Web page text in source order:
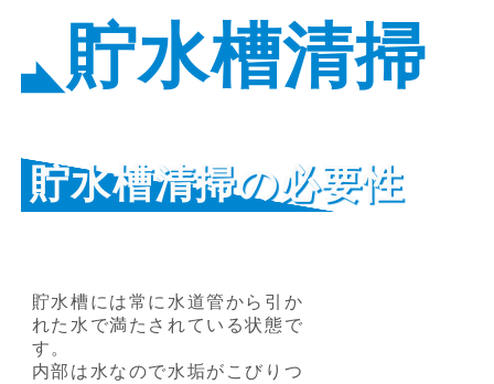
貯水槽清掃
貯水槽清掃の必要性
貯水槽には常に水道管から引か
れた水で満たされている状態で
す。
内部は水なので水垢がこびりつ